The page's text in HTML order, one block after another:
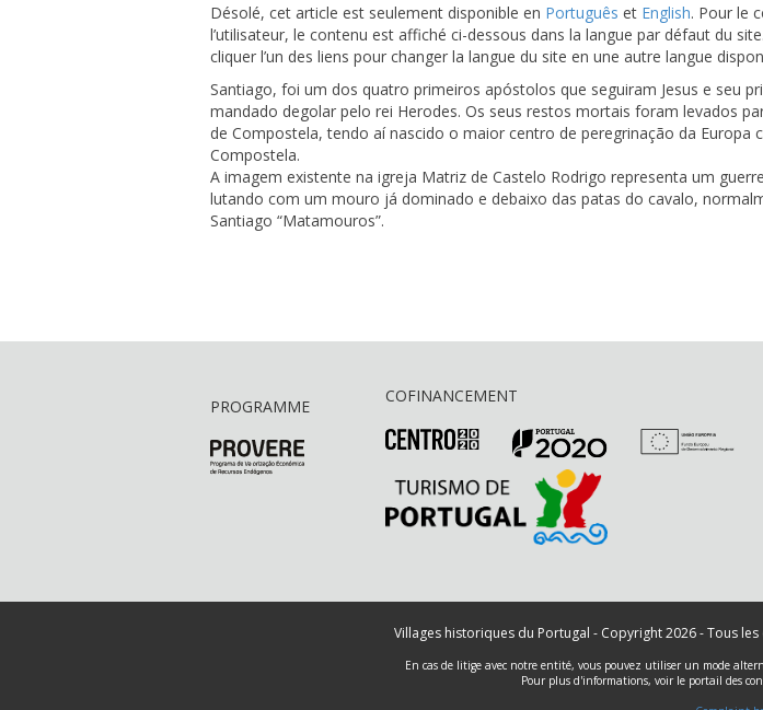
Désolé, cet article est seulement disponible en Português et English. Pour le
l’utilisateur, le contenu est affiché ci-dessous dans la langue par défaut du
cliquer l’un des liens pour changer la langue du site en une autre langue
Santiago, foi um dos quatro primeiros apóstolos que seguiram Jesus e seu
mandado degolar pelo rei Herodes. Os seus restos mortais foram levados
de Compostela, tendo aí nascido o maior centro de peregrinação da Europa
Compostela.
A imagem existente na igreja Matriz de Castelo Rodrigo representa um
lutando com um mouro já dominado e debaixo das patas do cavalo,
Santiago “Matamouros”.
PROGRAMME
COFINANCEMENT
Villages historiques du Portugal - Copyright 2026 - Tous
En cas de litige avec notre entité, vous pouvez utiliser un mode
Pour plus d'informations, voir le portail des